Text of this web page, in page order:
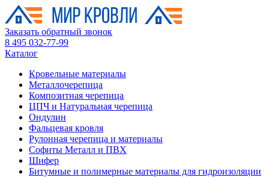
Заказать обратный звонок
8 495 032-77-99
Каталог
Кровельные материалы
Металлочерепица
Композитная черепица
ЦПЧ и Натуральная черепица
Ондулин
Фальцевая кровля
Рулонная черепица и материалы
Софиты Металл и ПВХ
Шифер
Битумные и полимерные материалы для гидроизоляции